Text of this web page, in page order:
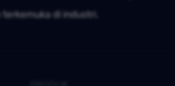
di industri.